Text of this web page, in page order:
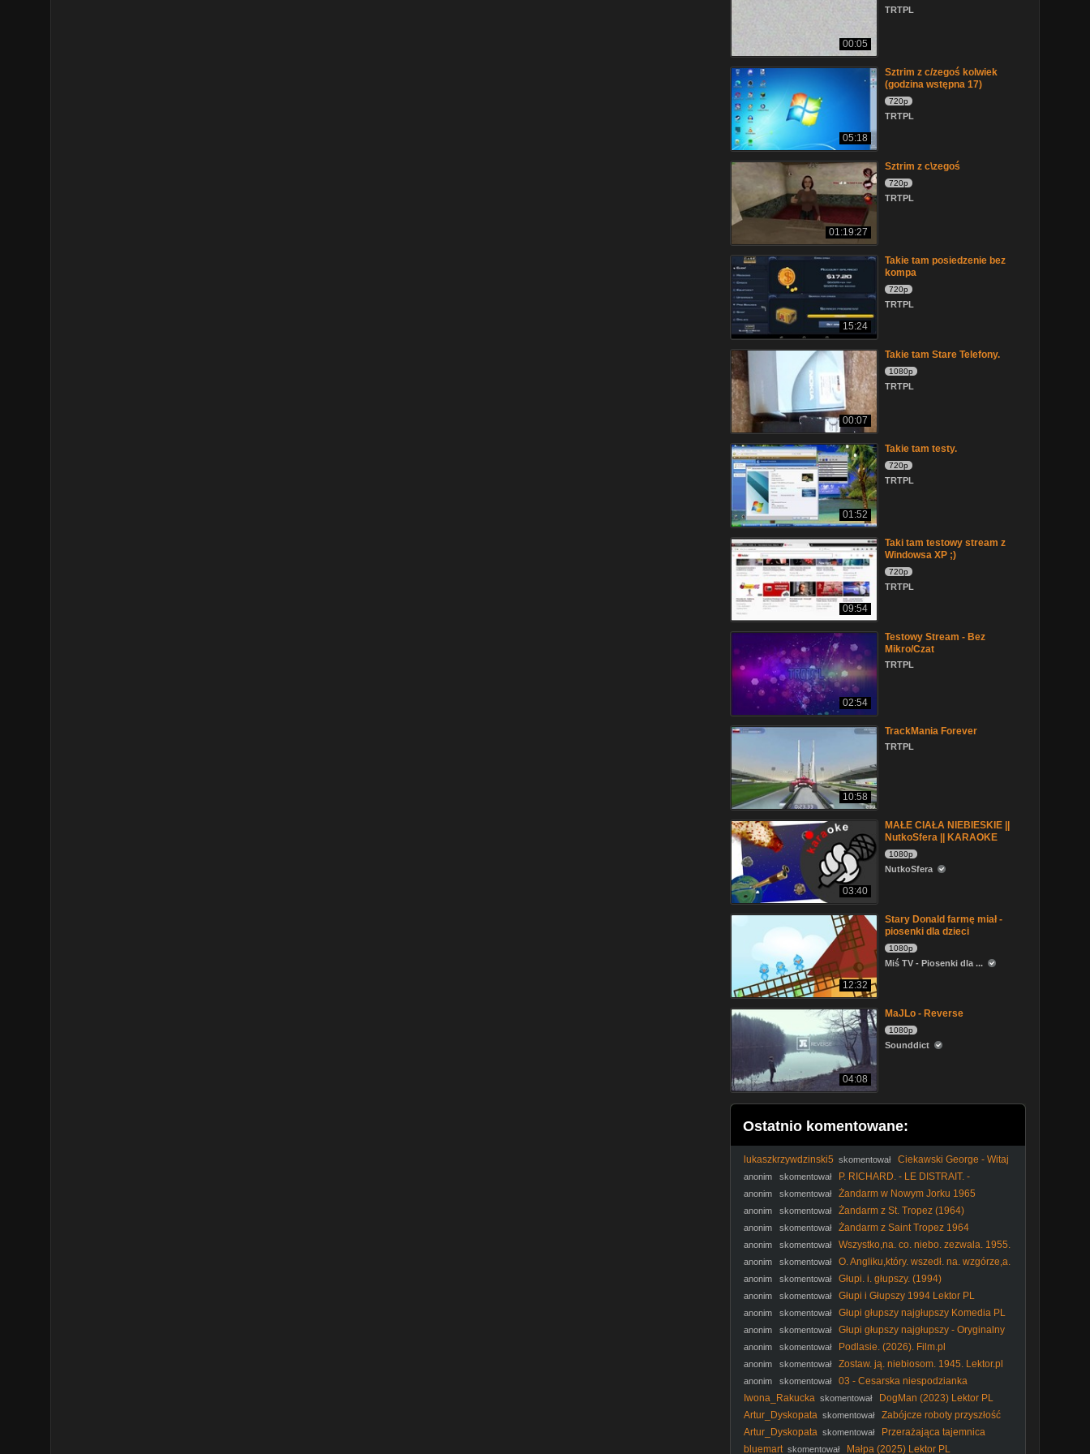
00:05
TRTPL
05:18
Sztrim z c/zegoś kolwiek
(godzina wstępna 17)
720p
TRTPL
01:19:27
Sztrim z c\zegoś
720p
TRTPL
15:24
Takie tam posiedzenie bez
kompa
720p
TRTPL
00:07
Takie tam Stare Telefony.
1080p
TRTPL
01:52
Takie tam testy.
720p
TRTPL
09:54
Taki tam testowy stream z
Windowsa XP ;)
720p
TRTPL
02:54
Testowy Stream - Bez
Mikro/Czat
TRTPL
10:58
TrackMania Forever
TRTPL
03:40
MAŁE CIAŁA NIEBIESKIE ||
NutkoSfera || KARAOKE
1080p
NutkoSfera
12:32
Stary Donald farmę miał -
piosenki dla dzieci
1080p
Miś TV - Piosenki dla ...
04:08
MaJLo - Reverse
1080p
Sounddict
Ostatnio komentowane:
lukaszkrzywdzinski5 skomentował
Ciekawski George - Witaj
wiosno ! (2013)
anonim skomentował
P. RICHARD. - LE DISTRAIT. -
Roztargniony. (1970) lektor
anonim skomentował Żandarm w Nowym Jorku 1965
anonim skomentował Żandarm z St. Tropez (1964)
anonim skomentował Żandarm z Saint Tropez 1964
anonim skomentował
Wszystko,na. co. niebo. zezwala. 1955.
Lektor.pl
anonim skomentował
O. Angliku,który. wszedł. na. wzgórze,a.
zszedł. z. góry. 1995. Lektor.pl
anonim skomentował Głupi. i. głupszy. (1994)
anonim skomentował Głupi i Głupszy 1994 Lektor PL
anonim skomentował Głupi głupszy najgłupszy Komedia PL
anonim skomentował
Głupi głupszy najgłupszy - Oryginalny
Lektor PL 2012
anonim skomentował Podlasie. (2026). Film.pl
anonim skomentował Zostaw. ją. niebiosom. 1945. Lektor.pl
anonim skomentował
03 - Cesarska niespodzianka
Iwona_Rakucka skomentował
DogMan (2023) Lektor PL
Artur_Dyskopata skomentował
Zabójcze roboty przyszłość
wojny - dokument lektor pl
Artur_Dyskopata skomentował
Przerażająca tajemnica
kwiatów - dokument pl
bluemart skomentował Małpa (2025) Lektor PL